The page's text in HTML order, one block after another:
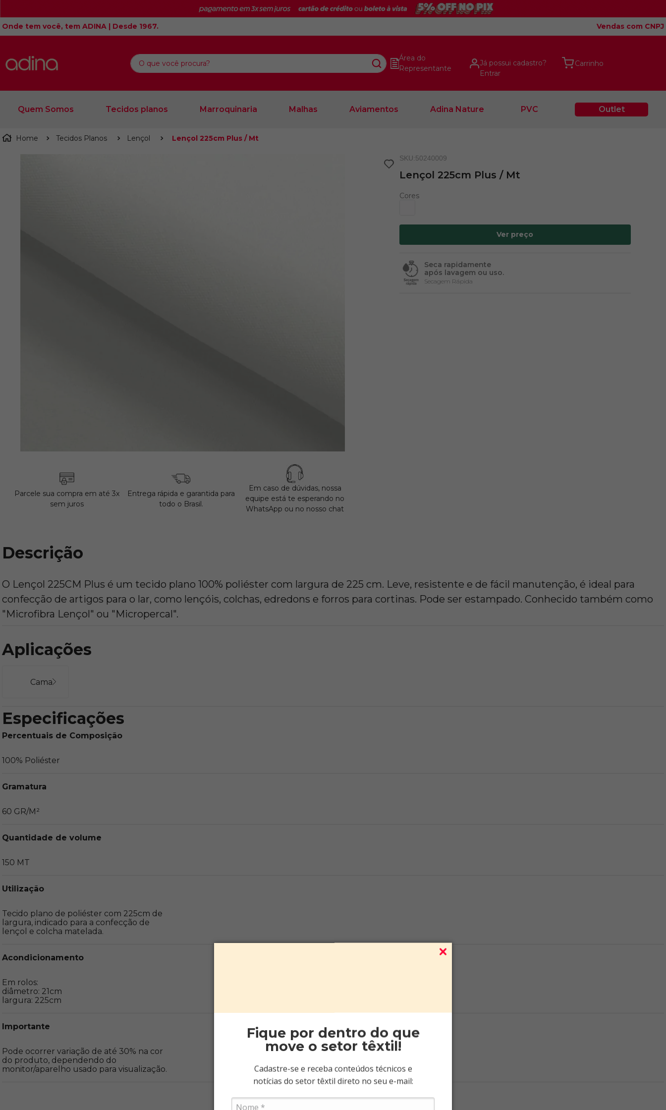
Fique por dentro do que
move o setor têxtil!
Cadastre-se e receba conteúdos técnicos e
notícias do setor têxtil direto no seu e-mail:
Onde tem você, tem ADINA | Desde 1967. Vendas com CNPJ
O que você procura?
Área do
Representante
Já possui cadastro?
Entrar
Quem Somos Tecidos planos Marroquinaria Malhas Aviamentos Adina Nature PVC Outlet
Tecidos Planos Lençol Lençol 225cm Plus / Mt
Parcele sua compra em até 3x
sem juros
Entrega rápida e garantida para
todo o Brasil.
Em caso de dúvidas, nossa
equipe está te esperando no
WhatsApp ou no nosso chat
SKU:50240009
Lençol 225cm Plus / Mt
Ver preço
Seca rapidamente
após lavagem ou uso.
Secagem Rápida
Descrição
O Lençol 225CM Plus é um tecido plano 100% poliéster com largura de 225 cm. Leve, resistente e de fácil manutenção, é ideal para
confecção de artigos para o lar, como lençóis, colchas, edredons e forros para cortinas. Pode ser estampado. Conhecido também como
"Microfibra Lençol" ou "Micropercal".
Aplicações
Cama
Especificações
Percentuais de Composição
100% Poliéster
Gramatura
60 GR/M²
Quantidade de volume
150 MT
Utilização
Tecido plano de poliéster com 225cm de
largura, indicado para a confecção de
lençol e colcha matelada.
Acondicionamento
Em rolos:
diâmetro: 21cm
largura: 225cm
Importante
Pode ocorrer variação de até 30% na cor
do produto, dependendo do
monitor/aparelho usado para visualização.